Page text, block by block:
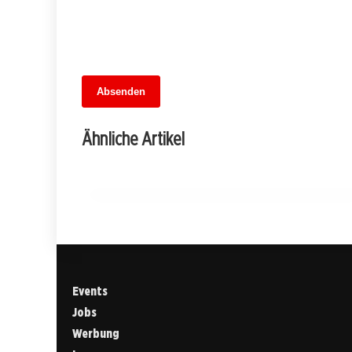
Absenden
Ähnliche Artikel
MuseumsMeileMitte: Berlins neues
kulturelles Herz schlägt am
Events
Jobs
Werbung